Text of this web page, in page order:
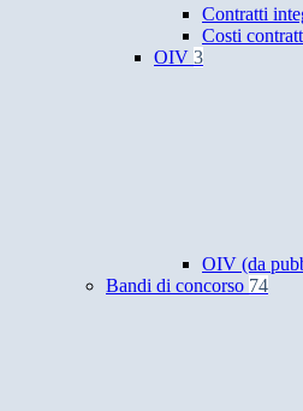
Contratti
Costi
OIV 3
OIV (da
Bandi di concorso 74